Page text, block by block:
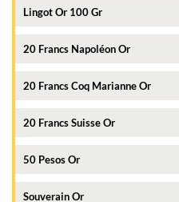
Lingot Or 100 Gr
20 Francs Napoléon Or
20 Francs Coq Marianne Or
20 Francs Suisse Or
50 Pesos Or
Souverain Or